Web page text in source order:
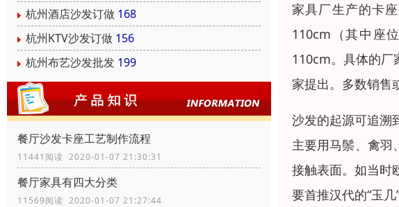
杭州酒店沙发订做 168
杭州KTV沙发订做 156
杭州布艺沙发批发 199
餐厅沙发卡座工艺制作流程
11441阅读 2020-01-07 21:30:31
餐厅家具有四大分类
11569阅读 2020-01-07 21:27:44
家具厂生产的卡
110cm（其中座
110cm。具体的厂
家提出。多数销售
沙发的起源可追溯
主要用马鬃、禽羽
接触表面。如当时
要首推汉代的“玉